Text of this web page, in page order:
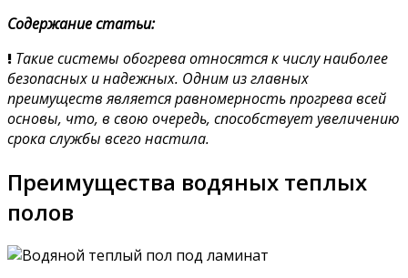
Содержание статьи:
! Такие системы обогрева относятся к числу наиболее
безопасных и надежных. Одним из главных
преимуществ является равномерность прогрева всей
основы, что, в свою очередь, способствует увеличению
срока службы всего настила.
Преимущества водяных теплых
полов